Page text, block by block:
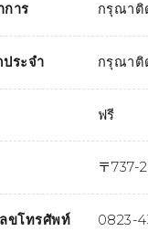
การ กรุณาติ
ระจำ กรุณาติ
ฟรี
〒737-
ขโทรศัพท์ 0823-